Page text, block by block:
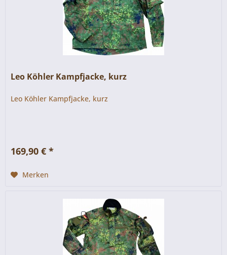
Leo Köhler Kampfjacke, kurz
Leo Köhler Kampfjacke, kurz
169,90 € *
Merken